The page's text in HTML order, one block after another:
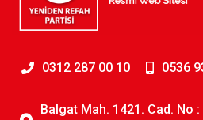
0312 287 00 10 0536
Balgat Mah. 1421. Cad. No